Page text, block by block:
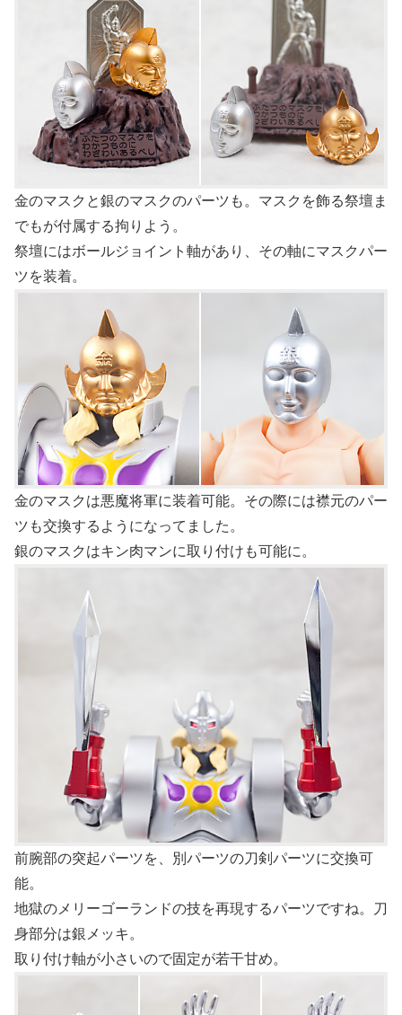
金のマスクと銀のマスクのパーツも。マスクを飾る祭壇ま
でもが付属する拘りよう。
祭壇にはボールジョイント軸があり、その軸にマスクパー
ツを装着。
金のマスクは悪魔将軍に装着可能。その際には襟元のパー
ツも交換するようになってました。
銀のマスクはキン肉マンに取り付けも可能に。
前腕部の突起パーツを、別パーツの刀剣パーツに交換可
能。
地獄のメリーゴーランドの技を再現するパーツですね。刀
身部分は銀メッキ。
取り付け軸が小さいので固定が若干甘め。